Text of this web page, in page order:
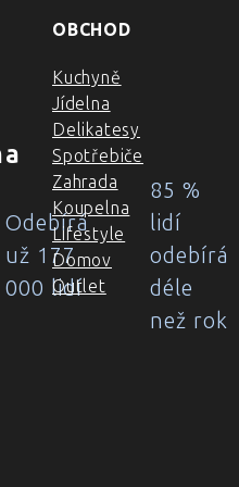
Odebírá
už 177
000 lidí
85 %
lidí
odebírá
déle
než rok
OBCHOD
Kuchyně
Jídelna
Delikatesy
Spotřebiče
Zahrada
Koupelna
Lifestyle
Domov
Outlet